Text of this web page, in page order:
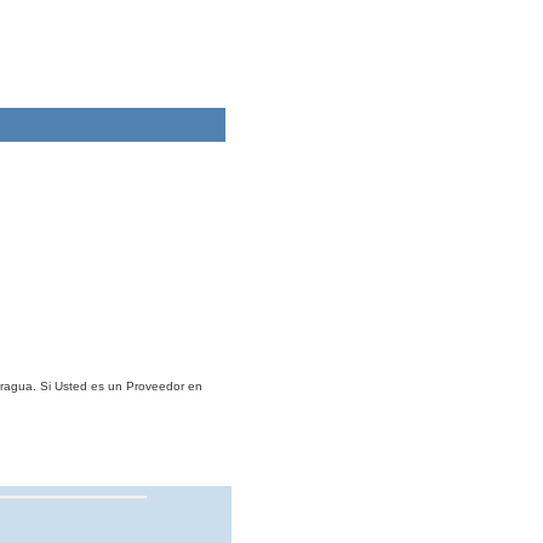
Si Usted es un Proveedor en